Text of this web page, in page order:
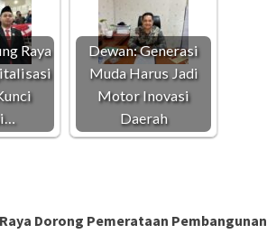
Raya
Dewan: Generasi
Muda Harus Jadi
Motor Inovasi
Daerah
Dorong Pemerataan Pembangunan